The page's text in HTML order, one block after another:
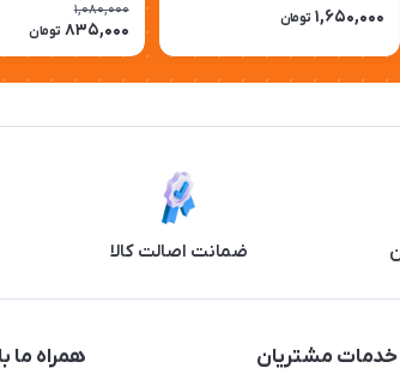
1,650,000 تومان 1,080,000
835,000 تومان
ضمانت اصالت کالا
خدمات مشتریان همراه ما